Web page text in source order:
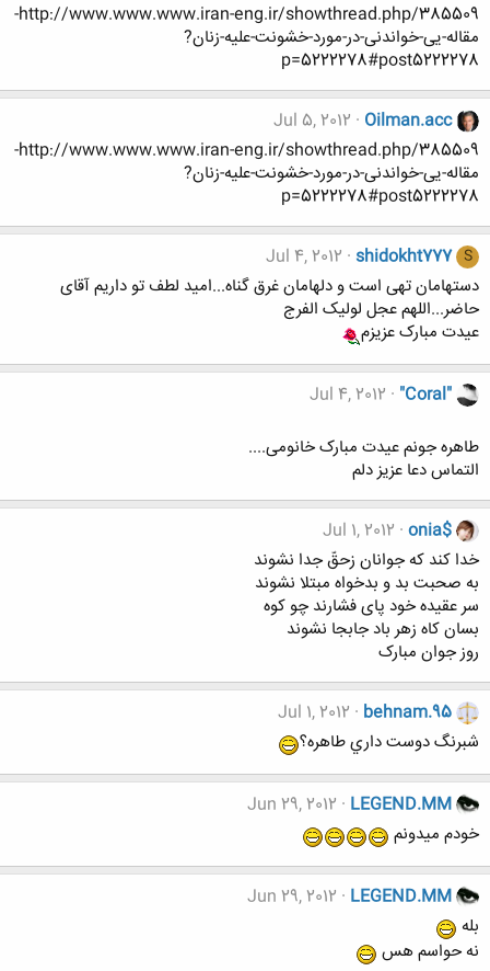
http://www.www.www.iran-eng.ir/showthread.php/385509-
مقاله-یی-خواندنی-در-مورد-خشونت-علیه-زنان?
p=5222278#post5222278
Oilman.acc
Jul 5, 2012
http://www.www.www.iran-eng.ir/showthread.php/385509-
مقاله-یی-خواندنی-در-مورد-خشونت-علیه-زنان?
p=5222278#post5222278
S
shidokht777
Jul 4, 2012
دستهامان تهی است و دلهامان غرق گناه...امید لطف تو داریم آقای
حاضر...اللهم عجل لولیک الفرج
عیدت مبارک عزیزم
"Coral"
Jul 4, 2012
طاهره جونم عیدت مبارک خانومی....
التماس دعا عزیز دلم
onia$
Jul 1, 2012
خدا کند که جوانان زحقّ جدا نشوند
به صحبت بد و بدخواه مبتلا نشوند
سر عقيده خود پاى فشارند چو کوه
بسان کاه زهر باد جابجا نشوند
روز جوان مبارک
behnam.95
Jul 1, 2012
شبرنگ دوست داري طاهره؟
LEGEND.MM
Jun 29, 2012
خودم میدونم
LEGEND.MM
Jun 29, 2012
بله
نه حواسم هس